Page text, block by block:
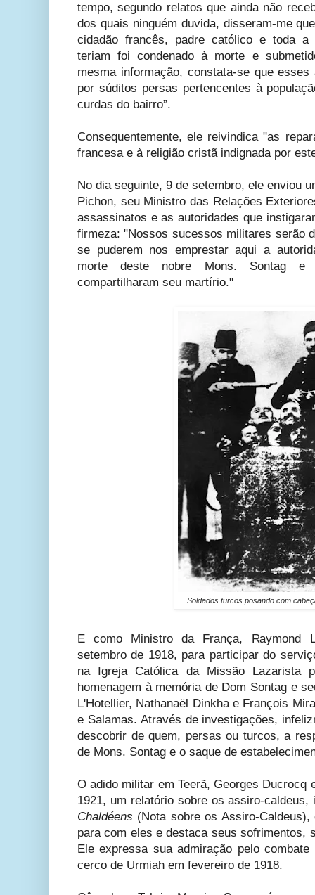
tempo, segundo relatos que ainda não
dos quais ninguém duvida, disseram-me
cidadão francês, padre católico e toda a
teriam foi condenado à morte e
mesma informação, constata-se que
por súditos persas pertencentes à
curdas do bairro”.
Consequentemente, ele reivindica "as
francesa e à religião cristã indignada por
No dia seguinte, 9 de setembro, ele enviou
Pichon, seu Ministro das Relações
assassinatos e as autoridades que
firmeza: "Nossos sucessos militares serão
se puderem nos emprestar aqui a
morte deste nobre Mons. Sontag e
compartilharam seu martírio."
Soldados turcos posando com
E como Ministro da França, Raymond
setembro de 1918, para participar do
na Igreja Católica da Missão Lazarista
homenagem à memória de Dom Sontag e
L'Hotellier, Nathanaël Dinkha e François
e Salamas. Através de investigações,
descobrir de quem, persas ou turcos, a
de Mons. Sontag e o saque de
O adido militar em Teerã, Georges Ducrocq
1921, um relatório sobre os assiro-
Chaldéens (Nota sobre os Assiro-Caldeus),
para com eles e destaca seus sofrimentos,
Ele expressa sua admiração pelo
cerco de Urmiah em fevereiro de 1918.